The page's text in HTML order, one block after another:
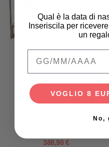
Materasso 11 cm Aloe Vera
388,90 €
Qual è la data di
Inseriscila per
un
VOGLIO 8
No,